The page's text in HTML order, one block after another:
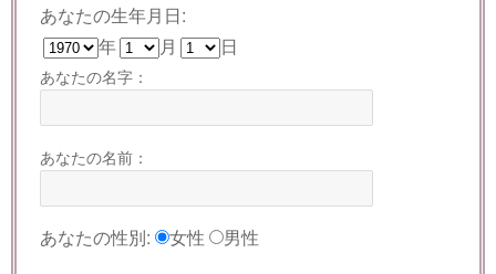
あなたの生年月日:
年
月 日
あなたの名字：
あなたの名前：
あなたの性別: 女性 男性